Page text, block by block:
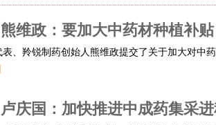
维政：要加大中药材种植补贴
、羚锐制药创始人熊维政提交了关于加大对中
庆国：加快推进中成药集采